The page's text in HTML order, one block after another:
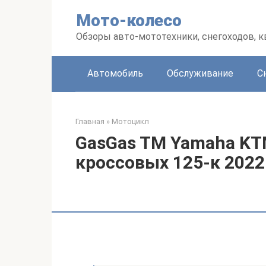
Мото-колесо
Обзоры авто-мототехники, снегоходов,
Автомобиль Обслуживание
Главная » Мотоцикл
GasGas TM Yamaha
кроссовых 125-к 2022